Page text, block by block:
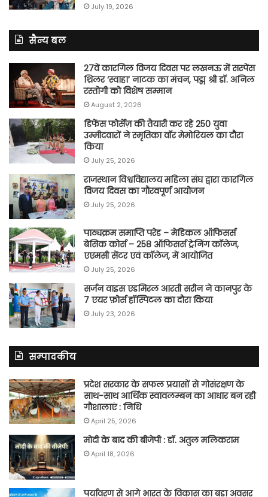
July 19, 2026
सैन्य बल
27वें कारगिल विजय दिवस पर लखनऊ में सस्पेंस
थ्रिलर ‘स्वाहा’ नाटक का मंचन, पद्म श्री डॉ. अनिल
रस्तोगी को विशेष सम्मान
August 2, 2026
डिफेंस फोर्सेज़ की तैयारी कर रहे 250 युवा
उम्मीदवारों ने स्मृतिका वॉर मेमोरियल का दौरा
किया
July 25, 2026
राजस्थान विश्वविद्यालय महिला संघ द्वारा कारगिल
विजय दिवस का गौरवपूर्ण आयोजन
July 25, 2026
पाठ्यक्रम समाप्ति परेड – मेडिकल ऑफिसर्स
बेसिक कोर्स – 258 ऑफिसर्स ट्रेनिंग कॉलेज,
एएमसी सेंटर एवं कॉलेज, में आयोजित
July 25, 2026
सर्जन वाइस एडमिरल आरती सरीन ने कानपुर के
7 एयर फ़ोर्स हॉस्पिटल का दौरा किया
July 23, 2026
सम्पादकीय
प्रदेश सरकार के सफल प्रयासों से गोसंरक्षण के
साथ-साथ आर्थिक स्वावलम्बन का आधार बन रही
गौशालाएं : निधि
April 25, 2026
मोदी के बाद की बीजेपी : डॉ. अतुल मलिकराम
April 18, 2026
पर्यावरण से आगे भारत के विकास का बड़ा अवसर